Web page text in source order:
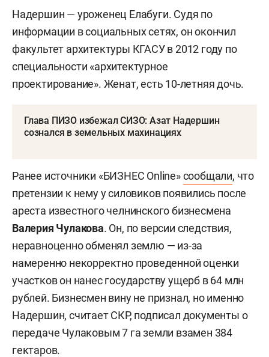
Надершин — уроженец Елабуги. Судя по
информации в социальных сетях, он окончил
факультет архитектуры КГАСУ в 2012 году по
специальности «архитектурное
проектирование». Женат, есть 10-летняя дочь.
Глава ПИЗО избежал СИЗО: Азат Надершин
сознался в земельных махинациях
Ранее источники «БИЗНЕС Online»сообщали, что
претензии к нему у силовиков появились после
ареста известного челнинского бизнесмена
Валерия Чулакова. Он, по версии следствия,
неравноценно обменял землю — из-за
намеренно некорректно проведенной оценки
участков он нанес государству ущерб в 64 млн
рублей. Бизнесмен вину не признал, но именно
Надершин, считает СКР, подписал документы о
передаче Чулаковым 7 га земли взамен 384
гектаров.